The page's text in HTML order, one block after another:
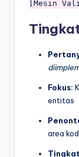
Fokus:
entitas
area